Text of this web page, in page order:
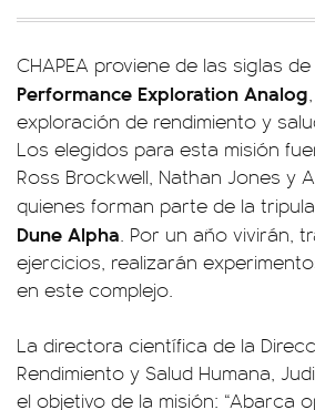
CHAPEA proviene de las siglas de
Performance Exploration Analog
exploración de rendimiento y
Los elegidos para esta misión
Ross Brockwell, Nathan Jones y
quienes forman parte de la
Dune Alpha. Por un año vivirán,
ejercicios, realizarán
en este complejo.
La directora científica de la
Rendimiento y Salud Humana,
el objetivo de la misión: “Abarca